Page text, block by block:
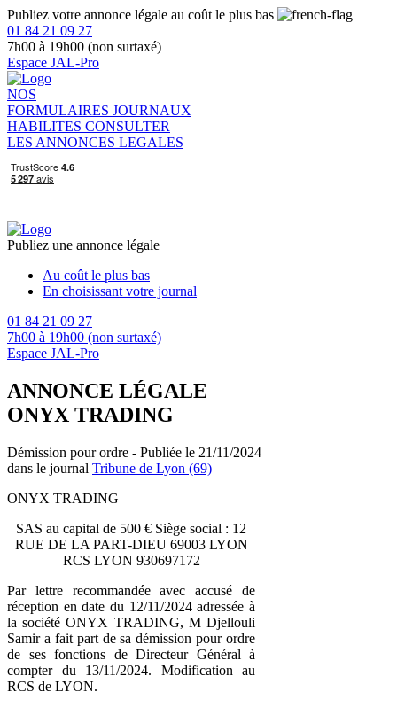
Publiez votre annonce légale au coût le plus bas
01 84 21 09 27
7h00 à 19h00 (non surtaxé)
Espace JAL-Pro
NOS
FORMULAIRES JOURNAUX
HABILITES CONSULTER
LES ANNONCES LEGALES
Publiez une annonce légale
Au coût le plus bas
En choisissant votre journal
01 84 21 09 27
7h00 à 19h00 (non surtaxé)
Espace JAL-Pro
ANNONCE LÉGALE
ONYX TRADING
Démission pour ordre - Publiée le 21/11/2024
dans le journal Tribune de Lyon (69)
ONYX TRADING
SAS au capital de 500 € Siège social : 12
RUE DE LA PART-DIEU 69003 LYON
RCS LYON 930697172
Par lettre recommandée avec accusé de
réception en date du 12/11/2024 adressée à
la société ONYX TRADING, M Djellouli
Samir a fait part de sa démission pour ordre
de ses fonctions de Directeur Général à
compter du 13/11/2024. Modification au
RCS de LYON.